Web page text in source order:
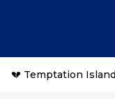
💔 Temptation